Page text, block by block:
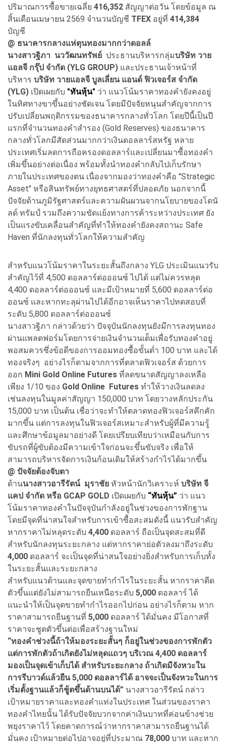
ปริมาณการซื้อขายเฉลี่ย 416,352 สัญญาต่อวัน โดยข้อมูล ณ
สิ้นเดือนเมษายน 2569 จำนวนบัญชี TFEX อยู่ที่ 414,384
บัญชี
@ ธนาคารกลางแห่ตุนทองมากกว่าดอลล์
นางสาวฐิภา นววัฒนทรัพย์ ประธานบริหารกลุ่มบริษัท วาย
แอลจี กรุ๊ป จำกัด (YLG GROUP) และประธานเจ้าหน้าที่
บริหาร บริษัท วายแอลจี บูลเลี่ยน แอนด์ ฟิวเจอร์ส จำกัด
(YLG) เปิดเผยกับ "ทันหุ้น" ว่า แนวโน้มราคาทองคำยังคงอยู่
ในทิศทางขาขึ้นอย่างชัดเจน โดยมีปัจจัยหนุนสำคัญจากการ
ปรับเปลี่ยนพฤติกรรมของธนาคารกลางทั่วโลก โดยปีนี้เป็นปี
แรกที่จำนวนทองคำสำรอง (Gold Reserves) ของธนาคาร
กลางทั่วโลกมีสัดส่วนมากกว่าเงินดอลลาร์สหรัฐ หลาย
ประเทศเริ่มลดการถือครองดอลลาร์และเปลี่ยนมาซื้อทองคำ
เพิ่มขึ้นอย่างต่อเนื่อง พร้อมทั้งนำทองคำกลับไปเก็บรักษา
ภายในประเทศของตน เนื่องจากมองว่าทองคำคือ "Strategic
Asset" หรือสินทรัพย์ทางยุทธศาสตร์ที่ปลอดภัย นอกจากนี้
ปัจจัยด้านภูมิรัฐศาสตร์และความผันผวนจากนโยบายของโดนั
ลด์ ทรัมป์ รวมถึงความขัดแย้งทางการค้าระหว่างประเทศ ยัง
เป็นแรงขับเคลื่อนสำคัญที่ทำให้ทองคำยังคงสถานะ Safe
Haven ที่นักลงทุนทั่วโลกให้ความสำคัญ
สำหรับแนวโน้มราคาในระยะสั้นถึงกลาง YLG ประเมินแนวรับ
สำคัญไว้ที่ 4,500 ดอลลาร์ต่อออนซ์ ไปได้ แต่ไม่ควรหลุด
4,400 ดอลลาร์ต่อออนซ์ และมีเป้าหมายที่ 5,600 ดอลลาร์ต่อ
ออนซ์ และหากทะลุผ่านไปได้อีกอาจเห็นราคาไปทดสอบที่
ระดับ 5,800 ดอลลาร์ต่อออนซ์
นางสาวฐิภา กล่าวด้วยว่า ปัจจุบันนักลงทุนยังมีการลงทุนทอง
ผ่านแพลตฟอร์มโดยการจ่ายเงินจำนวนเต็มเพื่อรับทองคำอยู่
พอสมควรซึ่งข้อดีของการออมทองซื้อขั้นต่ำ 100 บาท และได้
ทองจริงๆ อย่างไรก็ตามจากการที่ตลาดฟิวเจอร์ส ด้วยการ
ออก Mini Gold Online Futures ที่ลดขนาดสัญญาลงเหลือ
เพียง 1/10 ของ Gold Online Futures ทำให้วางเงินลดลง
เช่นลงทุนในมูลค่าสัญญา 150,000 บาท โดยวางหลักประกัน
15,000 บาท เป็นต้น เชื่อว่าจะทำให้ตลาดทองฟิวเจอร์สคึกคัก
มากขึ้น แต่การลงทุนในฟิวเจอร์สเหมาะสำหรับผู้ที่มีความรู้
และศึกษาข้อมูลมาอย่างดี โดยเปรียบเทียบว่าเหมือนกับการ
ขับรถที่ผู้ขับต้องมีความเข้าใจก่อนจะขึ้นขับจริง เพื่อให้
สามารถบริหารจัดการเงินก้อนเดิมให้สร้างกำไรได้มากขึ้น
@ ปัจจัยต้องจับตา
ด้านนางสาวอารีรัตน์ มุราชัย หัวหน้านักวิเคราะห์ บริษัท จี
แคป จำกัด หรือ GCAP GOLD เปิดเผยกับ “ทันหุ้น” ว่า แนว
โน้มราคาทองคำในปัจจุบันกำลังอยู่ในช่วงของการพักฐาน
โดยมีจุดที่น่าสนใจสำหรับการเข้าซื้อสะสมดังนี้ แนวรับสำคัญ
หากราคาไม่หลุดระดับ 4,400 ดอลลาร์ ถือเป็นจุดสะสมที่ดี
สำหรับนักลงทุนระยะกลาง แต่หากราคาย่อตัวลงมาถึงระดับ
4,000 ดอลลาร์ จะเป็นจุดที่น่าสนใจอย่างยิ่งสำหรับการเก็บทั้ง
ในระยะสั้นและระยะกลาง
สำหรับแนวต้านและจุดขายทำกำไรในระยะสั้น หากราคาดีด
ตัวขึ้นแต่ยังไม่สามารถยืนเหนือระดับ 5,000 ดอลลาร์ ได้
แนะนำให้เป็นจุดขายทำกำไรออกไปก่อน อย่างไรก็ตาม หาก
ราคาสามารถยืนฐานที่ 5,000 ดอลลาร์ ได้มั่นคง มีโอกาสที่
ราคาจะชูตตัวขึ้นต่อเพื่อสร้างฐานใหม่
“ทองคำช่วงนี้ถ้าให้มองระยะสั้นๆ ก็อยู่ในช่วงของการพักตัว
แต่การพักตัวถ้าเกิดยังไม่หลุดแถวๆ บริเวณ 4,400 ดอลลาร์
มองเป็นจุดเข้าเก็บได้ สำหรับระยะกลาง ถ้าเกิดมีจังหวะใน
การรีบาวด์แล้วยืน 5,000 ดอลลาร์ได้ อาจจะเป็นจังหวะในการ
เริ่มตั้งฐานแล้วก็ชู้ตขึ้นด้านบนได้” นางสาวอารีรัตน์ กล่าว
เป้าหมายราคาและทองคำแท่งในประเทศ ในส่วนของราคา
ทองคำไทยนั้น ได้รับปัจจัยบวกจากค่าเงินบาทที่ค่อนข้างช่วย
พยุงราคาไว้ โดยคาดการณ์ว่าหากราคาสามารถยืนฐานได้
มั่นคง เป้าหมายต่อไปอาจอยู่ที่ประมาณ 78,000 บาท และหาก